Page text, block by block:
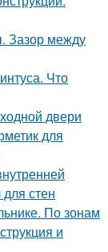
Зазор между
Что
двери
для
стен
По зонам
и